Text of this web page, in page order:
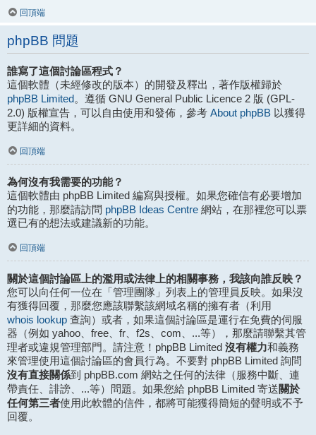
回頂端
phpBB 問題
誰寫了這個討論區程式？
這個軟體（未經修改的版本）的開發及釋出，著作版權歸於
phpBB Limited。遵循 GNU General Public Licence 2 版 (GPL-
2.0) 版權宣告，可以自由使用和發佈，參考 About phpBB 以獲得
更詳細的資料。
回頂端
為何沒有我需要的功能？
這個軟體由 phpBB Limited 編寫與授權。如果您確信有必要增加
的功能，那麼請訪問 phpBB Ideas Centre 網站，在那裡您可以票
選已有的想法或建議新的功能。
回頂端
關於這個討論區上的濫用或法律上的相關事務，我該向誰反映？
您可以向任何一位在「管理團隊」列表上的管理員反映。如果沒
有獲得回覆，那麼您應該聯繫該網域名稱的擁有者（利用
whois lookup 查詢）或者，如果這個討論區是運行在免費的伺服
器（例如 yahoo、free、fr、f2s、com、...等），那麼請聯繫其管
理者或違規管理部門。請注意！phpBB Limited 沒有權力和義務
來管理使用這個討論區的會員行為。不要對 phpBB Limited 詢問
沒有直接關係到 phpBB.com 網站之任何的法律（服務中斷、連
帶責任、誹謗、...等）問題。如果您給 phpBB Limited 寄送關於
任何第三者使用此軟體的信件，都將可能獲得簡短的聲明或不予
回覆。